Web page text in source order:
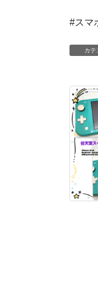
#スマ
カテ